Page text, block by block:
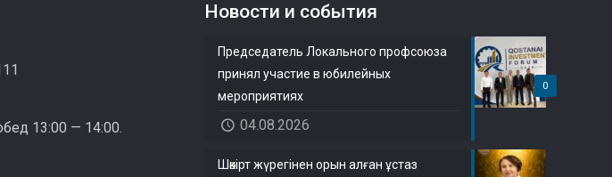
13:00 — 14:00.
Новости и события
0
Председатель Локального профсоюза
принял участие в юбилейных
мероприятиях
04.08.2026
Шәкірт жүрегінен орын алған ұстаз